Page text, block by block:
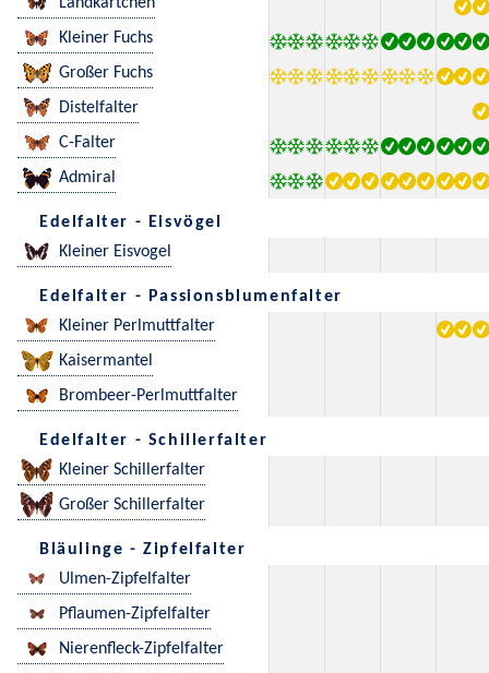
Kleiner Fuchs
Großer Fuchs
Distelfalter
C-Falter
Admiral
Edelfalter - Eisvögel
Kleiner Eisvogel
Edelfalter - Passionsblumenfalter
Kleiner Perlmuttfalter
Kaisermantel
Brombeer-Perlmuttfalter
Edelfalter - Schillerfalter
Kleiner Schillerfalter
Großer Schillerfalter
Bläulinge - Zipfelfalter
Ulmen-Zipfelfalter
Pflaumen-Zipfelfalter
Nierenfleck-Zipfelfalter